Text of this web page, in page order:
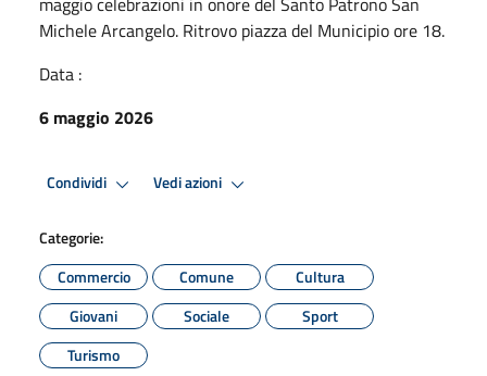
Michele Arcangelo. Ritrovo piazza del Municipio ore 18.
Data :
6 maggio 2026
Condividi Vedi azioni
Categorie:
Commercio
Comune
Cultura
Giovani
Sociale
Sport
Turismo